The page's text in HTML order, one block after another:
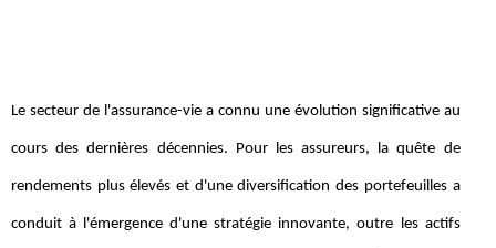
Le secteur de l'assurance-vie a connu une évolution significative au
cours des dernières décennies. Pour les assureurs, la quête de
rendements plus élevés et d'une diversification des portefeuilles a
conduit à l'émergence d'une stratégie innovante, outre les actifs